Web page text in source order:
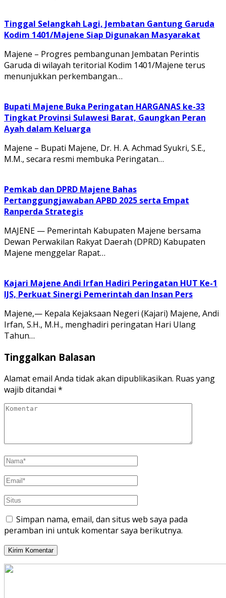
Tinggal Selangkah Lagi, Jembatan Gantung Garuda
Kodim 1401/Majene Siap Digunakan Masyarakat
Majene – Progres pembangunan Jembatan Perintis
Garuda di wilayah teritorial Kodim 1401/Majene terus
menunjukkan perkembangan…
Bupati Majene Buka Peringatan HARGANAS ke-33
Tingkat Provinsi Sulawesi Barat, Gaungkan Peran
Ayah dalam Keluarga
Majene – Bupati Majene, Dr. H. A. Achmad Syukri, S.E.,
M.M., secara resmi membuka Peringatan…
Pemkab dan DPRD Majene Bahas
Pertanggungjawaban APBD 2025 serta Empat
Ranperda Strategis
MAJENE — Pemerintah Kabupaten Majene bersama
Dewan Perwakilan Rakyat Daerah (DPRD) Kabupaten
Majene menggelar Rapat…
Kajari Majene Andi Irfan Hadiri Peringatan HUT Ke-1
IJS, Perkuat Sinergi Pemerintah dan Insan Pers
Majene,— Kepala Kejaksaan Negeri (Kajari) Majene, Andi
Irfan, S.H., M.H., menghadiri peringatan Hari Ulang
Tahun…
Tinggalkan Balasan
Alamat email Anda tidak akan dipublikasikan. Ruas yang
wajib ditandai *
Simpan nama, email, dan situs web saya pada
peramban ini untuk komentar saya berikutnya.